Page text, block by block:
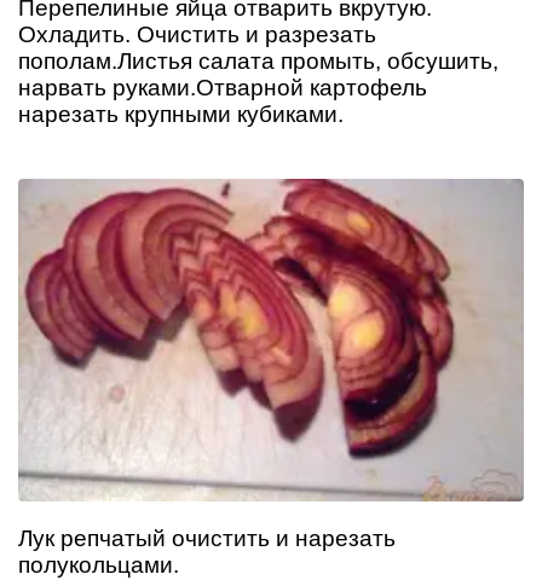
Перепелиные яйца отварить вкрутую.
Охладить. Очистить и разрезать
пополам.Листья салата промыть, обсушить,
нарвать руками.Отварной картофель
нарезать крупными кубиками.
Лук репчатый очистить и нарезать
полукольцами.